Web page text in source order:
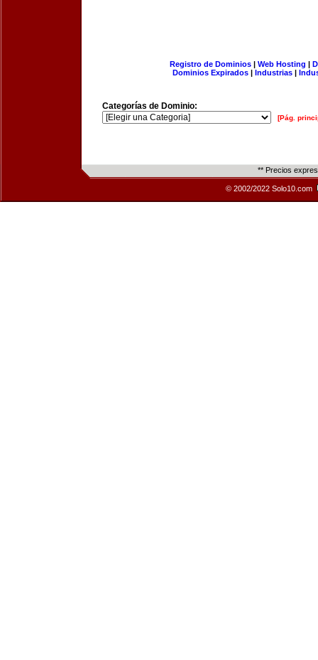
Registro de Dominios| Web Hosting |
Dominios Expirados | Industrias |
Categorías de Dominio:
[Pág.
** Precios
© 2002/2022 Solo10.com